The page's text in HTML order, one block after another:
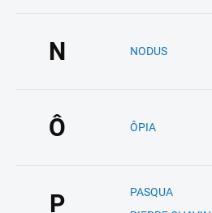
N NODUS
Ô ÔPIA
P
PASQUA